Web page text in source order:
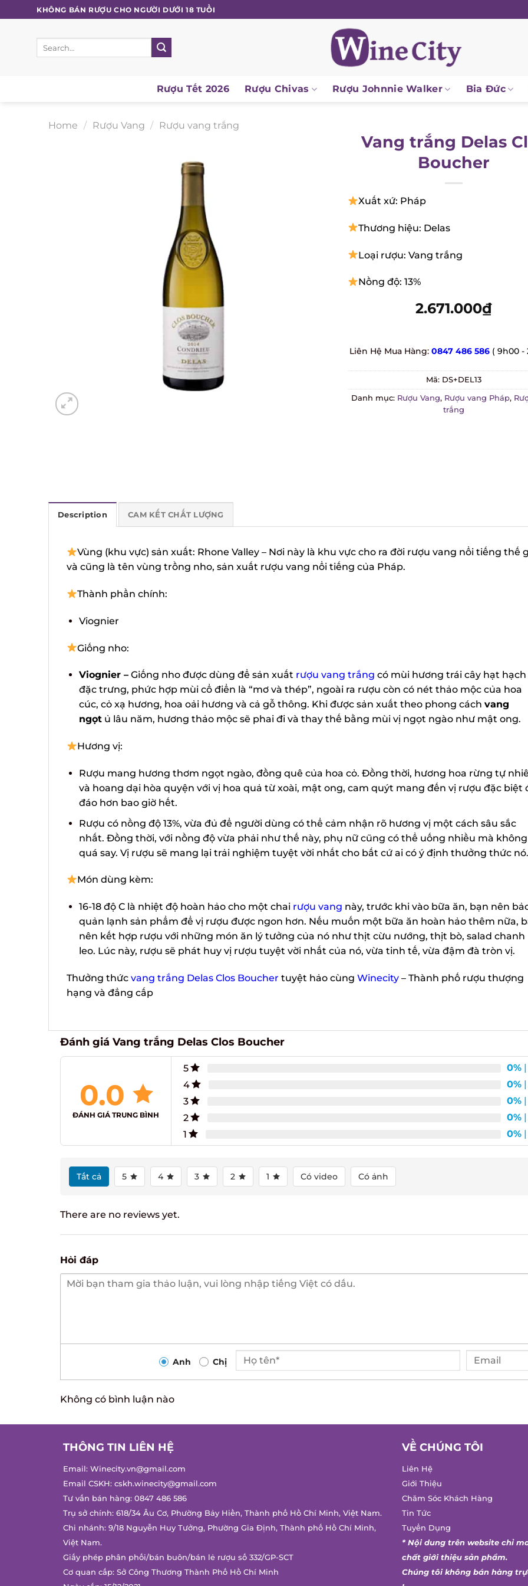
to
content
KHÔNG BÁN RƯỢU CHO NGƯỜI DƯỚI 18 TUỔI
Rượu Tết 2026 Rượu Chivas Rượu Johnnie Walker Bia Đức
Home / Rượu Vang / Rượu vang trắng
Vang trắng Delas
Boucher
Xuất xứ: Pháp
Thương hiệu: Delas
Loại rượu: Vang trắng
Nồng độ: 13%
2.671.000₫
Liên Hệ Mua Hàng:0847 486 586 ( 9h00 -
Mã: DS+DEL13
Danh mục: Rượu Vang, Rượu vang Pháp,
trắng
Description CAM KẾT CHẤT LƯỢNG
Vùng (khu vực) sản xuất: Rhone Valley – Nơi này là khu vực cho ra đời rượu vang nổi tiếng thế
và cũng là tên vùng trồng nho, sản xuất rượu vang nổi tiếng của Pháp.
Thành phần chính:
Viognier
Giống nho:
Viognier –Giống nho được dùng để sản xuất rượu vang trắng có mùi hương trái cây hạt hạch
đặc trưng, phức hợp mùi cổ điển là “mơ và thép”, ngoài ra rượu còn có nét thảo mộc của hoa
cúc, cỏ xạ hương, hoa oải hương và cả gỗ thông. Khi được sản xuất theo phong cách vang
ngọtủ lâu năm, hương thảo mộc sẽ phai đi và thay thế bằng mùi vị ngọt ngào như mật ong.
Hương vị:
Rượu mang hương thơm ngọt ngào, đồng quê của hoa cỏ. Đồng thời, hương hoa rừng tự
và hoang dại hòa quyện với vị hoa quả từ xoài, mật ong, cam quýt mang đến vị rượu đặc biệt
đáo hơn bao giờ hết.
Rượu có nồng độ 13%, vừa đủ để người dùng có thể cảm nhận rõ hương vị một cách sâu sắc
nhất. Đồng thời, với nồng độ vừa phải như thế này, phụ nữ cũng có thể uống nhiều mà không
quá say. Vị rượu sẽ mang lại trải nghiệm tuyệt vời nhất cho bất cứ ai có ý định thưởng thức nó.
Món dùng kèm:
16-18 độ C là nhiệt độ hoàn hảo cho một chai rượu vang này, trước khi vào bữa ăn, bạn nên
quản lạnh sản phẩm để vị rượu được ngon hơn. Nếu muốn một bữa ăn hoàn hảo thêm nữa,
nên kết hợp rượu với những món ăn lý tưởng của nó như thịt cừu nướng, thịt bò, salad chanh
leo. Lúc này, rượu sẽ phát huy vị rượu tuyệt vời nhất của nó, vừa tinh tế, vừa đậm đà tròn vị.
Thưởng thức vang trắng Delas Clos Boucher tuyệt hảo cùng Winecity – Thành phố rượu thượng
hạng và đẳng cấp
Đánh giá Vang trắng Delas Clos Boucher
0.0
ĐÁNH GIÁ TRUNG BÌNH
5 0%
4
0%
3
0%
2
0%
1
0%
Tất cả 5 4 3 2 1 Có video Có ảnh
There are no reviews yet.
Hỏi đáp
Anh Chị
Không có bình luận nào
THÔNG TIN LIÊN HỆ
Email: Winecity.vn@gmail.com
Email CSKH: cskh.winecity@gmail.com
Tư vấn bán hàng: 0847 486 586
Trụ sở chính: 618/34 Âu Cơ, Phường Bảy Hiền, Thành phố Hồ Chí Minh, Việt Nam.
Chi nhánh: 9/18 Nguyễn Huy Tưởng, Phường Gia Định, Thành phố Hồ Chí Minh,
Việt Nam.
Giấy phép phân phối/bán buôn/bán lẻ rượu số 332/GP-SCT
Cơ quan cấp: Sở Công Thương Thành Phố Hồ Chí Minh
VỀ CHÚNG TÔI
Liên Hệ
Giới Thiệu
Chăm Sóc Khách Hàng
Tin Tức
Tuyển Dụng
* Nội dung trên website chỉ
chất giới thiệu sản phẩm.
Chúng tôi không bán hàng